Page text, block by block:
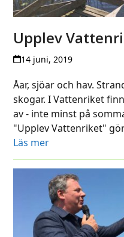
Upplev
14 juni, 2019
Åar, sjöar och hav.
skogar. I Vattenriket
av - inte minst på
"Upplev Vattenriket"
Läs mer